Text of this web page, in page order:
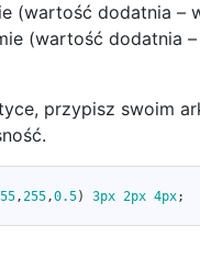
(wartość dodatnia –
(wartość dodatnia
przypisz swoim
,255,0.5) 3px 2px 4px;